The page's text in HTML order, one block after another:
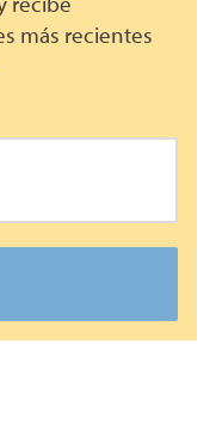
más recientes